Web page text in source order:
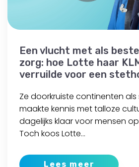
Een vlucht met als
zorg: hoe Lotte haar
verruilde voor een
Ze doorkruiste continenten
maakte kennis met talloze
dagelijks klaar voor mensen
Toch koos Lotte...
Lees meer